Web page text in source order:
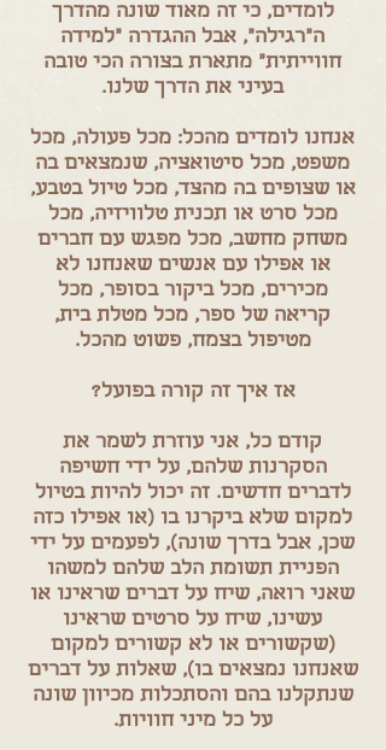
לומדים, כי זה מאוד שונה מהדרך
ה"רגילה", אבל ההגדרה "למידה
חווייתית" מתארת בצורה הכי טובה
בעיני את הדרך שלנו.
אנחנו לומדים מהכל: מכל פעולה, מכל
משפט, מכל סיטואציה, שנמצאים בה
או שצופים בה מהצד, מכל טיול בטבע,
מכל סרט או תכנית טלוויזיה, מכל
משחק מחשב, מכל מפגש עם חברים
או אפילו עם אנשים שאנחנו לא
מכירים, מכל ביקור בסופר, מכל
קריאה של ספר, מכל מטלת בית,
מטיפול בצמח, פשוט מהכל.
אז איך זה קורה בפועל?
קודם כל, אני עוזרת לשמר את
הסקרנות שלהם, על ידי חשיפה
לדברים חדשים. זה יכול להיות בטיול
למקום שלא ביקרנו בו (או אפילו כזה
שכן, אבל בדרך שונה), לפעמים על ידי
הפניית תשומת הלב שלהם למשהו
שאני רואה, שיח על דברים שראינו או
עשינו, שיח על סרטים שראינו
(שקשורים או לא קשורים למקום
שאנחנו נמצאים בו), שאלות על דברים
שנתקלנו בהם והסתכלות מכיוון שונה
על כל מיני חוויות.